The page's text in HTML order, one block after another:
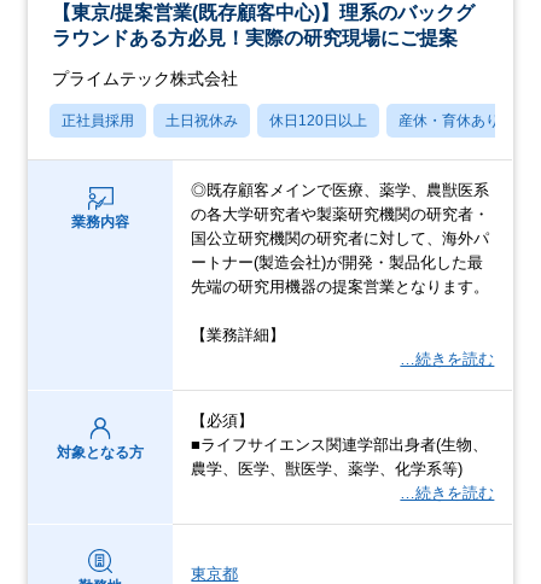
【東京/提案営業(既存顧客中心)】理系のバックグ
ラウンドある方必見！実際の研究現場にご提案
プライムテック株式会社
正社員採用 土日祝休み 休日120日以上 産休・育休あり
業務内容
◎既存顧客メインで医療、薬学、農獣医系
の各大学研究者や製薬研究機関の研究者・
国公立研究機関の研究者に対して、海外パ
ートナー(製造会社)が開発・製品化した最
先端の研究用機器の提案営業となります。
【業務詳細】
…続きを読む
対象となる方
【必須】
■ライフサイエンス関連学部出身者(生物、
農学、医学、獣医学、薬学、化学系等)
…続きを読む
東京都